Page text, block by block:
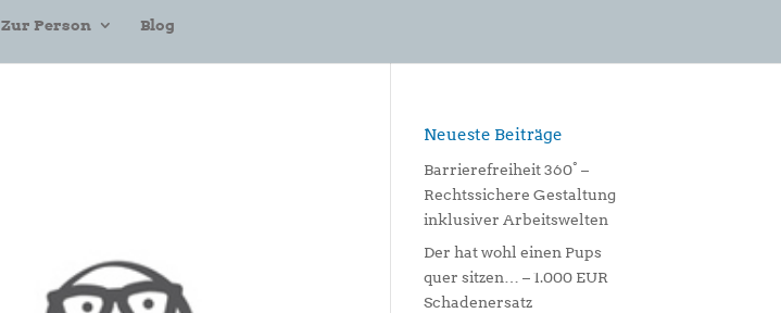
Zur Person Blog
Neueste Beiträge
Barrierefreiheit 360° –
Rechtssichere Gestaltung
inklusiver Arbeitswelten
Der hat wohl einen Pups
quer sitzen… – 1.000 EUR
Schadenersatz